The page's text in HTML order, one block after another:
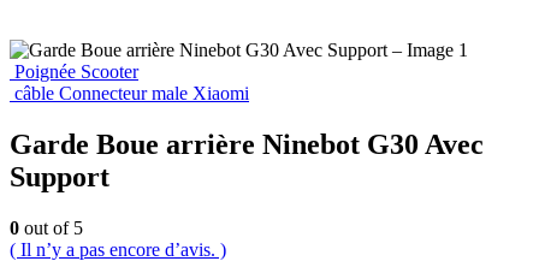
Poignée Scooter
câble Connecteur male Xiaomi
Garde Boue arrière Ninebot G30 Avec
Support
0 out of 5
( Il n’y a pas encore d’avis. )